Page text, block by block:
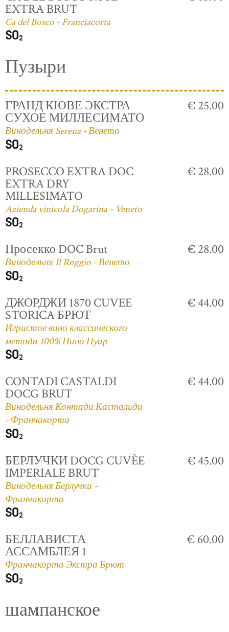
EXTRA BRUT
Ca del Bosco - Franciacorta
Пузыри
ГРАНД КЮВЕ ЭКСТРА
СУХОЕ МИЛЛЕСИМАТО
Винодельня Serena - Венето
€ 25.00
PROSECCO EXTRA DOC
EXTRA DRY
MILLESIMATO
Azienda vinicola Dogarina - Veneto
€ 28.00
Просекко DOC Brut
Винодельня Il Roggio - Венето
€ 28.00
ДЖОРДЖИ 1870 CUVEE
STORICA БРЮТ
Игристое вино классического
метода 100% Пино Нуар
€ 44.00
CONTADI CASTALDI
DOCG BRUT
Винодельня Контади Кастальди
- Франчакорта
€ 44.00
БЕРЛУЧКИ DOCG CUVÈE
IMPERIALE BRUT
Винодельня Берлучки -
Франчакорта
€ 45.00
БЕЛЛАВИСТА
АССАМБЛЕЯ 1
Франчакорта Экстра Брют
€ 60.00
шампанское